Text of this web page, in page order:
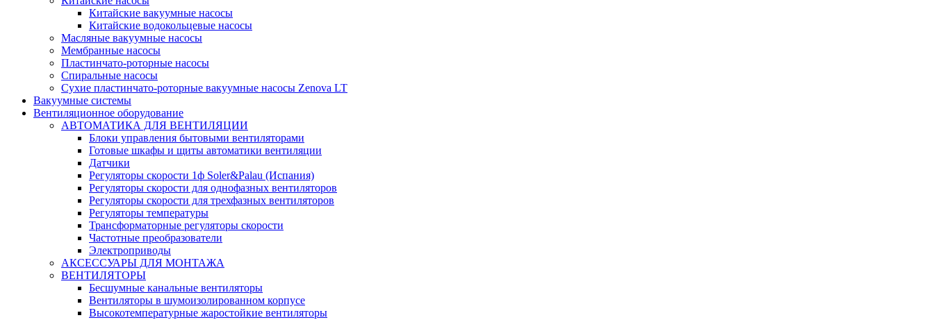
Китайские вакуумные насосы
Китайские водокольцевые насосы
Масляные вакуумные насосы
Мембранные насосы
Пластинчато-роторные насосы
Спиральные насосы
Сухие пластинчато-роторные вакуумные насосы Zenova LT
Вакуумные системы
Вентиляционное оборудование
АВТОМАТИКА ДЛЯ ВЕНТИЛЯЦИИ
Блоки управления бытовыми вентиляторами
Готовые шкафы и щиты автоматики вентиляции
Датчики
Регуляторы скорости 1ф Soler&Palau (Испания)
Регуляторы скорости для однофазных вентиляторов
Регуляторы скорости для трехфазных вентиляторов
Регуляторы температуры
Трансформаторные регуляторы скорости
Частотные преобразователи
Электроприводы
АКСЕССУАРЫ ДЛЯ МОНТАЖА
ВЕНТИЛЯТОРЫ
Бесшумные канальные вентиляторы
Вентиляторы в шумоизолированном корпусе
Высокотемпературные жаростойкие вентиляторы